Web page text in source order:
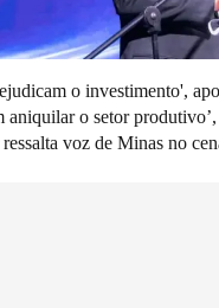
o investimento',
aniquilar o setor
voz de Minas no